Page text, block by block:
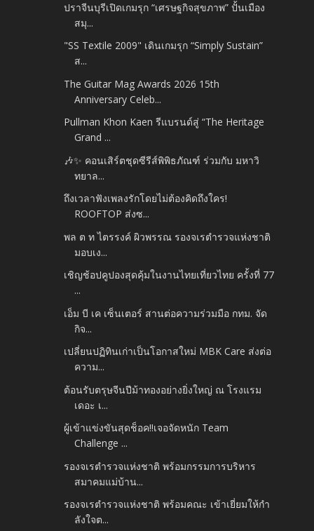
ปราจีนบุรีเปิดเกมรุก “เศรษฐกิจสุขภาพ” ปั้นเมือง
สมุ...
"SS Textile 2009" เดินเกมรุก “Simply Sustain”
ส...
The Guitar Mag Awards 2026 15th
Anniversary Celeb...
Pullman Khon Kaen รีแบรนด์สู่ “The Heritage
Grand ...
🎶✨ คอนเสิร์ตชุดซีรีส์พิพิธภัณฑ์ ร่วมกับ มหาวิ
ทยาล...
ถึงเวลาฟังเพลงรักโดยไม่ต้องคิดถึงใคร!
ROOFTOP ส่งซ...
พล ต ท ไตรรงค์ ผิวพรรณ รองจเรตำรวจแห่งชาติ
มอบเง...
เชิญช้อปคูปองสุดคุ้มในงานไทยเที่ยวไทย ครั้งที่ 77
...
เอ็ม บี เค เซ็นเตอร์ สานต่อความร่วมมือ กทม. จัด
กิจ...
เปลี่ยนปฏิทินเก่าเป็นโอกาสใหม่ MBK Care ส่งต่อ
ความ...
ต้อนรับตรุษจีนปีม้าทองอย่างยิ่งใหญ่ ณ โรงแรม
เดอะ เ...
ผู้เข้าแข่งขันสุดช็อค!!เจอจัดหนัก Team
Challenge ...
รองจเรตำรวจแห่งชาติ พร้อมกรรมการบริหาร
สมาคมแม่บ้าน...
รองจเรตำรวจแห่งชาติ พร้อมคณะ เข้าเยี่ยมให้กำ
ลังใจต...